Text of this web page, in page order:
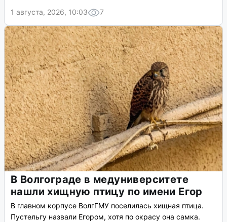
1 августа, 2026, 10:03
7
В Волгограде в медуниверситете
нашли хищную птицу по имени Егор
В главном корпусе ВолгГМУ поселилась хищная птица.
Пустельгу назвали Егором, хотя по окрасу она самка.